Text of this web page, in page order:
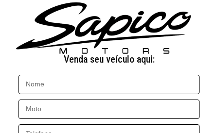
Venda seu veículo aqui: